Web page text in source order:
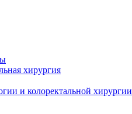
хирургия
и колоректальной хирургии